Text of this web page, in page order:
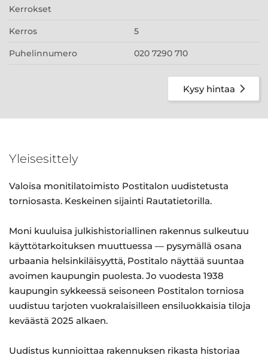
Kerrokset
Kerros 5
Puhelinnumero 020 7290 710
Kysy hintaa
Yleisesittely
Valoisa monitilatoimisto Postitalon uudistetusta
torniosasta. Keskeinen sijainti Rautatietorilla.
Moni kuuluisa julkishistoriallinen rakennus sulkeutuu
käyttötarkoituksen muuttuessa — pysymällä osana
urbaania helsinkiläisyyttä, Postitalo näyttää suuntaa
avoimen kaupungin puolesta. Jo vuodesta 1938
kaupungin sykkeessä seisoneen Postitalon torniosa
uudistuu tarjoten vuokralaisilleen ensiluokkaisia tiloja
keväästä 2025 alkaen.
Uudistus kunnioittaa rakennuksen rikasta historiaa